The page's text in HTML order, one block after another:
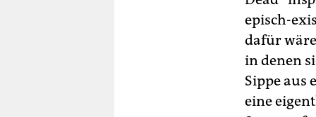
episch-
dafür
in denen
Sippe aus
eine